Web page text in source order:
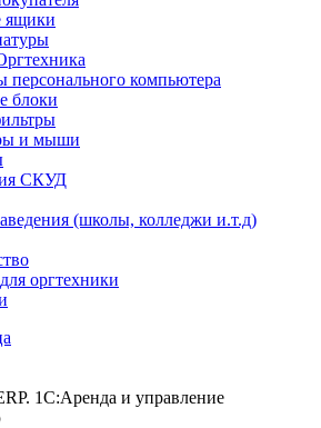
ящики
персонального компьютера
блоки
и мыши
СКУД
(школы, колледжи и.т.д)
оргтехники
1C:Аренда и управление